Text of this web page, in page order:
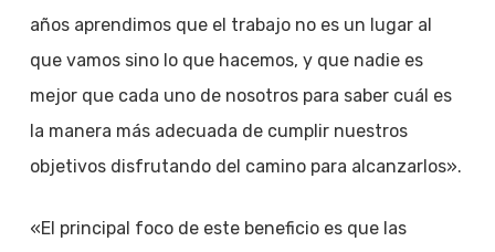
años aprendimos que el trabajo no es un lugar al
que vamos sino lo que hacemos, y que nadie es
mejor que cada uno de nosotros para saber cuál es
la manera más adecuada de cumplir nuestros
objetivos disfrutando del camino para alcanzarlos».
«El principal foco de este beneficio es que las